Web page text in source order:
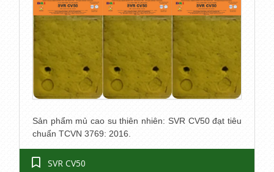
Sản phẩm mủ cao su thiên nhiên: SVR CV50 đạt tiêu
chuẩn TCVN 3769: 2016.
SVR CV50